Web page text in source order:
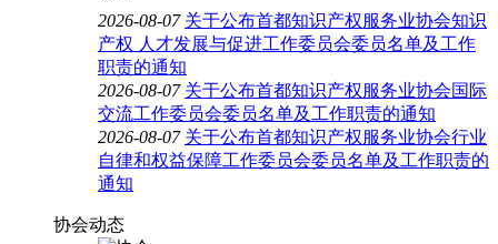
2026-08-07 关于公布首都知识产权服务业协会知识
产权 人才发展与促进工作委员会委员名单及工作
职责的通知
2026-08-07 关于公布首都知识产权服务业协会国际
交流工作委员会委员名单及工作职责的通知
2026-08-07 关于公布首都知识产权服务业协会行业
自律和权益保障工作委员会委员名单及工作职责的
通知
协会动态